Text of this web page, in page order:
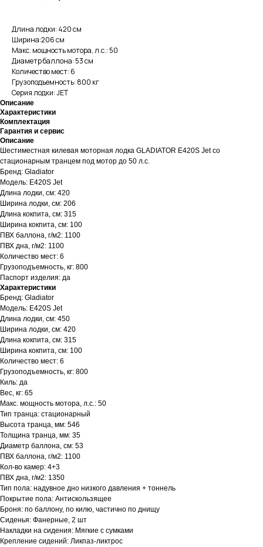
Длина лодки: 420 см
Ширина:206 см
Макс. мощность мотора, л.с.: 50
Диаметр баллона: 53 см
Количество мест: 6
Грузоподъемность: 800 кг
Серия лодки: JET
Описание
Характеристики
Комплектация
Гарантия и сервис
Описание
Шестиместная килевая моторная лодка GLADIATOR E420S Jet со
стационарным транцем под мотор до 50 л.с.
Бренд: Gladiator
Модель: E420S Jet
Длина лодки, см: 420
Ширина лодки, см: 206
Длина кокпита, см: 315
Ширина кокпита, см: 100
ПВХ баллона, г/м2: 1100
ПВХ дна, г/м2: 1100
Количество мест: 6
Грузоподъемность, кг: 800
Паспорт изделия: да
Характеристики
Бренд: Gladiator
Модель: E420S Jet
Длина лодки, см: 450
Ширина лодки, см: 420
Длина кокпита, см: 315
Ширина кокпита, см: 100
Количество мест: 6
Грузоподъемность, кг: 800
Киль: да
Вес, кг: 65
Макс. мощность мотора, л.с.: 50
Тип транца: стационарный
Высота транца, мм: 546
Толщина транца, мм: 35
Диаметр баллона, см: 53
ПВХ баллона, г/м2: 1100
Кол‑во камер: 4+3
ПВХ дна, г/м2: 1350
Тип пола: надувное дно низкого давления + тоннель
Покрытие пола: Антискользящее
Броня: по баллону, по килю, частично по днищу
Сиденья: Фанерные, 2 шт
Накладки на сидения: Мягкие с сумками
Крепление сидений: Ликпаз-ликтрос